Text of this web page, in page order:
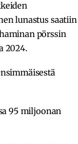
lunastus saatiin
pörssin
2024.
95 miljoonan